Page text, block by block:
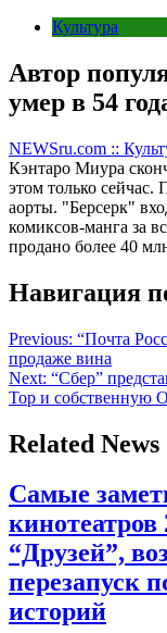
Культура
Автор
умер в 54
NEWSru.com ::
Кэнтаро Миура
этом только сейчас.
аорты. "Берсерк"
комиксов-манга за
продано более 40
Навигация
Previous: “Почта
продаже вина
Next: “Сбер”
Top и собственную
Related News
Самые
кинотеатров
“Друзей”,
перезапуск
историй